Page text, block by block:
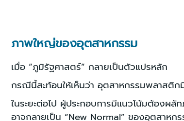
ภาพใหญ่ของอุตสาหกรรม
เมื่อ “ภูมิรัฐศาสตร์” กลายเป็นตัวแปรหลัก
กรณีนี้สะท้อนให้เห็นว่า อุตสาหกรรมพลาสติก
ในระยะต่อไป ผู้ประกอบการมีแนวโน้มต้องผ
อาจกลายเป็น “New Normal” ของอุตสาหก